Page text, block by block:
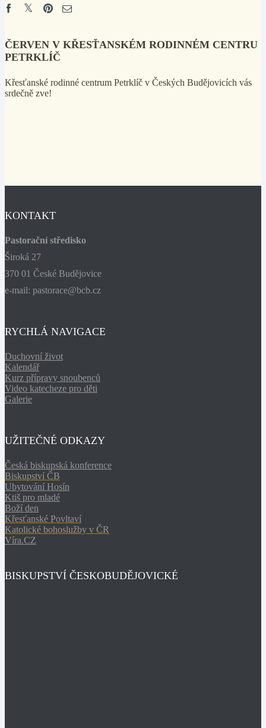
ČERVEN V KŘESŤANSKÉM RODINNÉM CENTRU
PETRKLÍČ
Křesťanské rodinné centrum Petrklíč v Českých Budějovicích vás
srdečně zve!
KONTAKT
Pastorační středisko
Široká 27
370 01 České Budějovice
e-mail: pastorace@bcb.cz
RYCHLÁ NAVIGACE
Duchovní život
Kalendář
Kurz přípravy snoubenců
Video katecheze pro děti
Galerie
UŽITEČNÉ ODKAZY
Česká biskupská konference
Biskupství ČB
Ubytování Hosín
Ktiš pro mladé
Boží den
Křesťanské Povltaví
Katolické bohoslužby v ČR
Víra.CZ
BISKUPSTVÍ ČESKOBUDĚJOVICKÉ